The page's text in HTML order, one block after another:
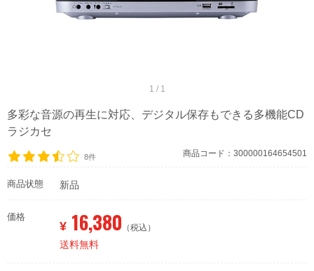
1 / 1
多彩な音源の再生に対応、デジタル保存もできる多機能CD
ラジカセ
8件 商品コード：300000164654501
商品状態 新品
価格
¥ 16,380 （税込）
送料無料